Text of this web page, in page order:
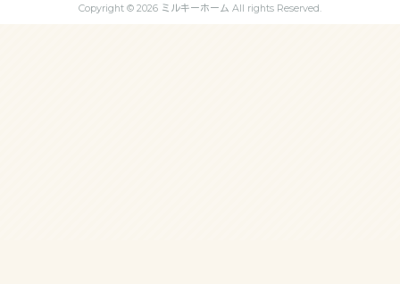
Copyright © 2026 ミルキーホーム All rights Reserved.